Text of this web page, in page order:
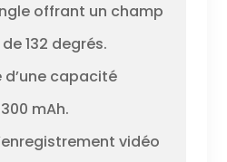
offrant un champ
132 degrés.
capacité
mAh.
vidéo